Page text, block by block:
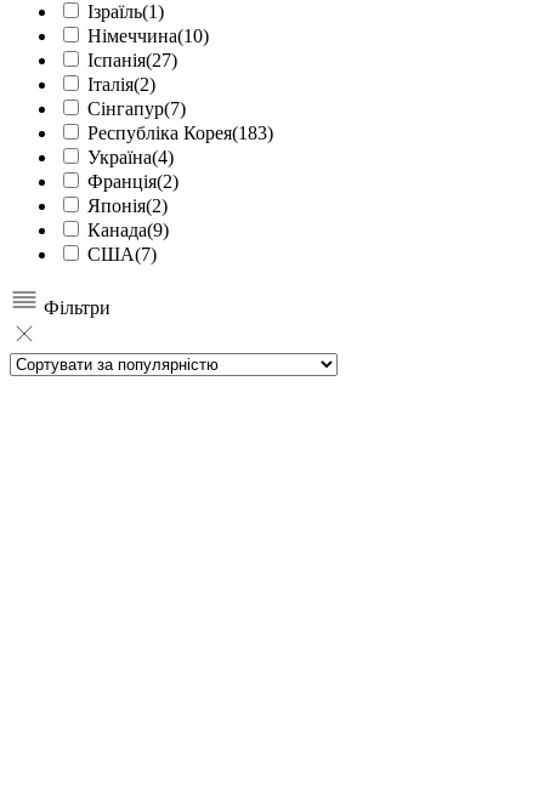
Ізраїль(1)
Німеччина(10)
Іспанія(27)
Італія(2)
Сінгапур(7)
Республіка Корея(183)
Україна(4)
Франція(2)
Японія(2)
Канада(9)
США(7)
Фільтри